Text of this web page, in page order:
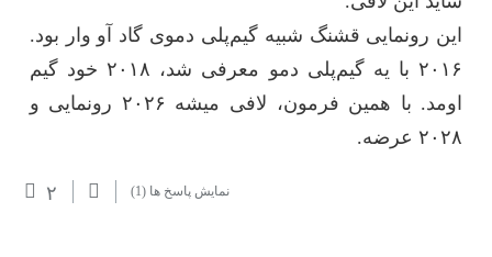
این رونمایی قشنگ شبیه گیم‌پلی دموی گاد آو وار بود.
۲۰۱۶ با یه گیم‌پلی دمو معرفی شد، ۲۰۱۸ خود گیم
اومد. با همین فرمون، لافی میشه ۲۰۲۶ رونمایی و
۲۰۲۸ عرضه.
۲ نمایش پاسخ ها (1)